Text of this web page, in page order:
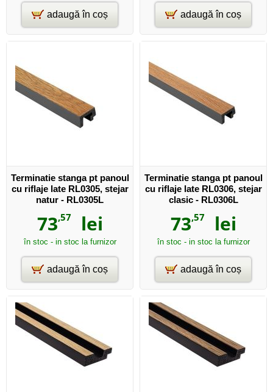
adaugă în coș adaugă în coș
Terminatie stanga pt panoul
cu riflaje late RL0305, stejar
natur - RL0305L
73,57 lei
în stoc - in stoc la furnizor
adaugă în coș
Terminatie stanga pt panoul
cu riflaje late RL0306, stejar
clasic - RL0306L
73,57 lei
în stoc - in stoc la furnizor
adaugă în coș